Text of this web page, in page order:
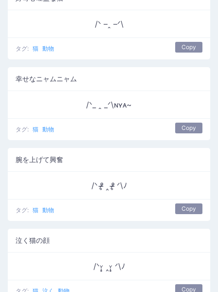
/ᐠ –ꞈ –ᐟ\
タグ: 猫 動物 Copy
幸せなニャムニャム
/ᐠ_ ꞈ _ᐟ\ɴʏᴀ~
タグ: 猫 動物 Copy
腕を上げて興奮
/ᐠ ᵒ̴̶̷̥ ‸ ᵒ̴̶̷̥ ᐟ\ﾉ
タグ: 猫 動物 Copy
泣く猫の顔
/ᐠᵕ̩̩̥ ‸ᵕ̩̩̥ ᐟ\ﾉ
Copy